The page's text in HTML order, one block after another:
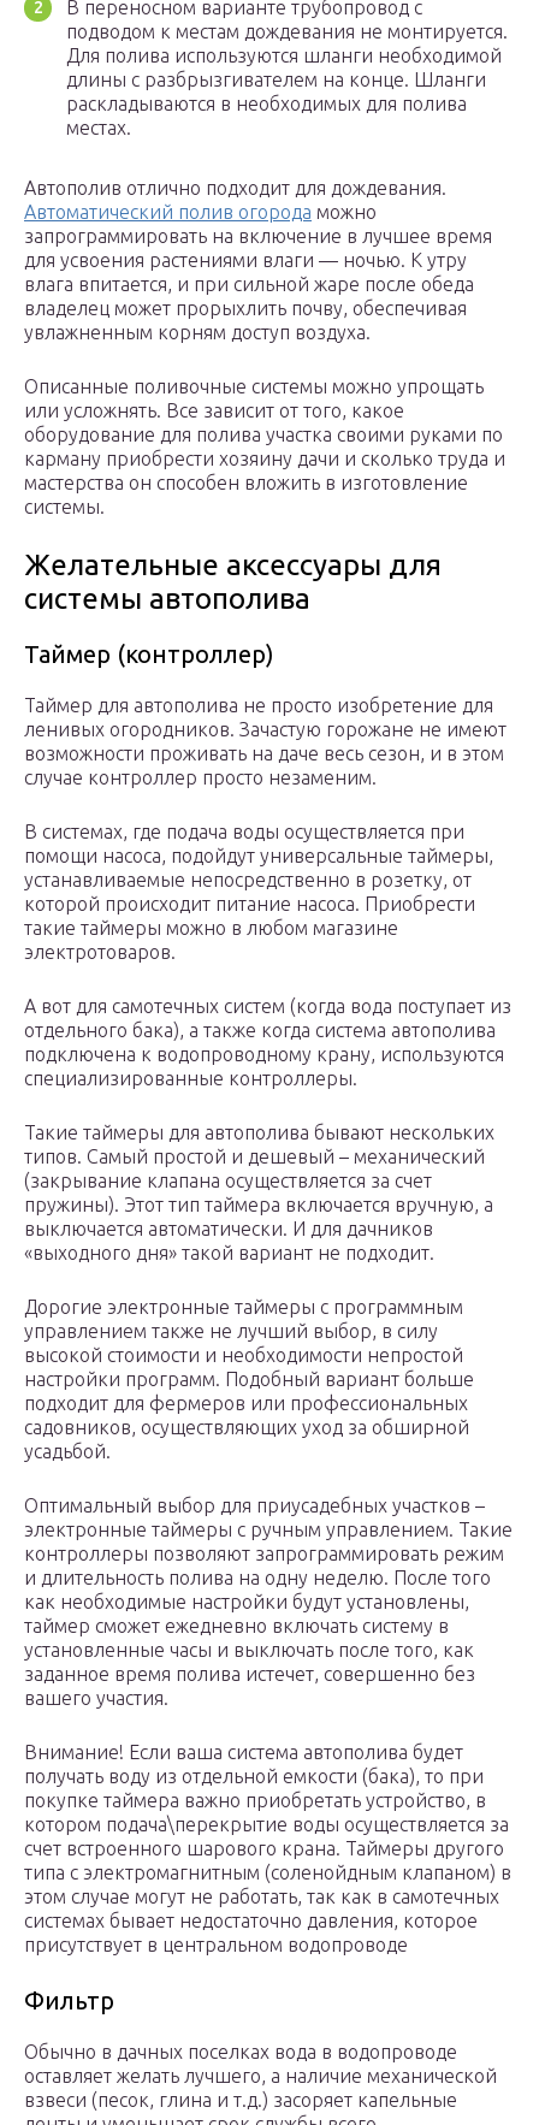
В переносном варианте трубопровод с
подводом к местам дождевания не монтируется.
Для полива используются шланги необходимой
длины с разбрызгивателем на конце. Шланги
раскладываются в необходимых для полива
местах.
Автополив отлично подходит для дождевания.
Автоматический полив огорода можно
запрограммировать на включение в лучшее время
для усвоения растениями влаги — ночью. К утру
влага впитается, и при сильной жаре после обеда
владелец может прорыхлить почву, обеспечивая
увлажненным корням доступ воздуха.
Описанные поливочные системы можно упрощать
или усложнять. Все зависит от того, какое
оборудование для полива участка своими руками по
карману приобрести хозяину дачи и сколько труда и
мастерства он способен вложить в изготовление
системы.
Желательные аксессуары для
системы автополива
Таймер (контроллер)
Таймер для автополива не просто изобретение для
ленивых огородников. Зачастую горожане не имеют
возможности проживать на даче весь сезон, и в этом
случае контроллер просто незаменим.
В системах, где подача воды осуществляется при
помощи насоса, подойдут универсальные таймеры,
устанавливаемые непосредственно в розетку, от
которой происходит питание насоса. Приобрести
такие таймеры можно в любом магазине
электротоваров.
А вот для самотечных систем (когда вода поступает из
отдельного бака), а также когда система автополива
подключена к водопроводному крану, используются
специализированные контроллеры.
Такие таймеры для автополива бывают нескольких
типов. Самый простой и дешевый – механический
(закрывание клапана осуществляется за счет
пружины). Этот тип таймера включается вручную, а
выключается автоматически. И для дачников
«выходного дня» такой вариант не подходит.
Дорогие электронные таймеры с программным
управлением также не лучший выбор, в силу
высокой стоимости и необходимости непростой
настройки программ. Подобный вариант больше
подходит для фермеров или профессиональных
садовников, осуществляющих уход за обширной
усадьбой.
Оптимальный выбор для приусадебных участков –
электронные таймеры с ручным управлением. Такие
контроллеры позволяют запрограммировать режим
и длительность полива на одну неделю. После того
как необходимые настройки будут установлены,
таймер сможет ежедневно включать систему в
установленные часы и выключать после того, как
заданное время полива истечет, совершенно без
вашего участия.
Внимание! Если ваша система автополива будет
получать воду из отдельной емкости (бака), то при
покупке таймера важно приобретать устройство, в
котором подача\перекрытие воды осуществляется за
счет встроенного шарового крана. Таймеры другого
типа с электромагнитным (соленойдным клапаном) в
этом случае могут не работать, так как в самотечных
системах бывает недостаточно давления, которое
присутствует в центральном водопроводе
Фильтр
Обычно в дачных поселках вода в водопроводе
оставляет желать лучшего, а наличие механической
взвеси (песок, глина и т.д.) засоряет капельные